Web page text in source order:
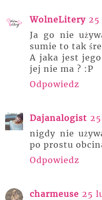
WolneLitery 25
Ja go nie
sumie to tak
A jaka jest
jej nie ma ? :P
Odpowiedz
Dajanalogist
nigdy nie
po prostu
Odpowiedz
charmeuse 25